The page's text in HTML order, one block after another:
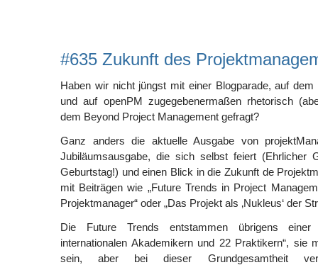
#635 Zukunft des
Haben wir nicht jüngst mit einer Blogparade, auf
und auf openPM zugegebenermaßen rhetorisch
dem Beyond Project Management gefragt?
Ganz anders die aktuelle Ausgabe von
Jubiläumsausgabe, die sich selbst feiert (Ehrlicher
Geburtstag!) und einen Blick in die Zukunft de
mit Beiträgen wie „Future Trends in Project
Projektmanager“ oder „Das Projekt als ‚Nukleus‘ der
Die Future Trends entstammen übrigens
internationalen Akademikern und 22 Praktikern“, sie
sein, aber bei dieser Grundgesamtheit